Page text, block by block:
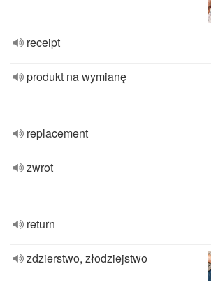
receipt
produkt na wymianę
replacement
zwrot
return
zdzierstwo, złodziejstwo